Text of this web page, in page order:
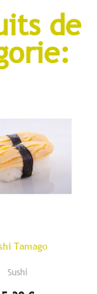
de
Tamago
Sushi